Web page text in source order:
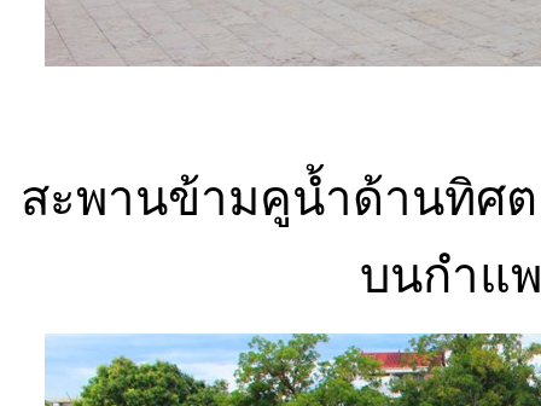
สะพานข้ามคูน้ำด้านทิศ
บนกำแ